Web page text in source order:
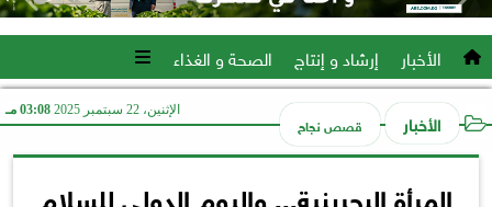
الأخبار إرشاد و إنتاج الصحة و الغذاء
الأخبار قصص نجاح
الإثنين، 22 سبتمبر 2025 03:08 مـ
المرأة البحرينية... واليوم الدولي للسلام